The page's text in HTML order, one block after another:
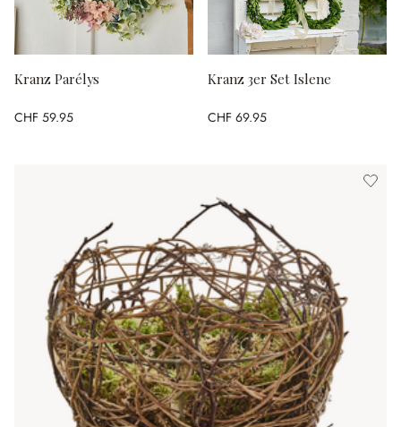
Kranz Parélys
CHF 59.95
Kranz 3er Set Islene
CHF 69.95